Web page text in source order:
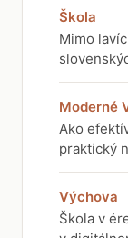
Škola
Mimo
Moderné
Ako
praktický
Výchova
Škola v